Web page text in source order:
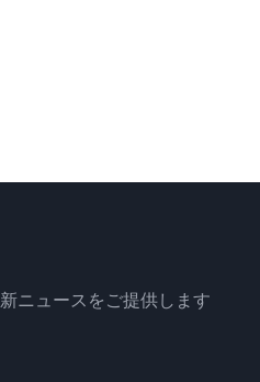
ニュースをご提供します